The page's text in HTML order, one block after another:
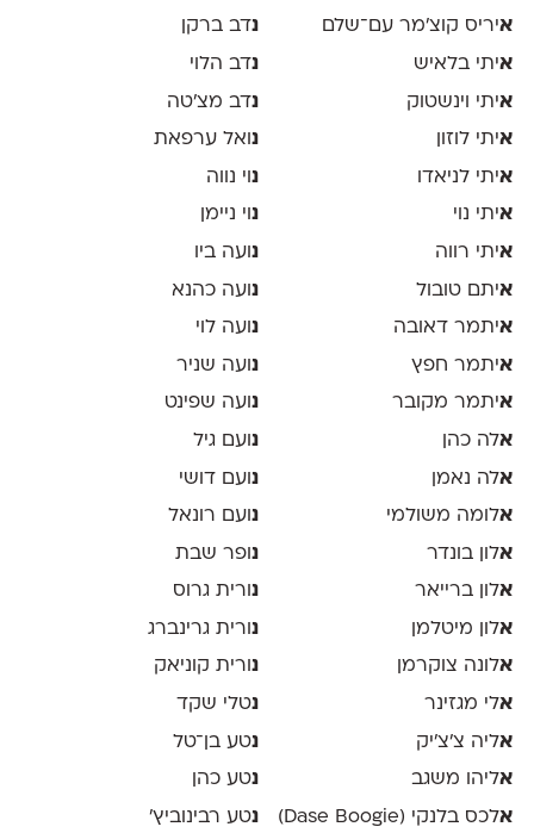
איריס קוצ׳מר עם־שלם
איתי בלאיש
איתי וינשטוק
איתי לוזון
איתי לניאדו
איתי נוי
איתי רווה
איתם טובול
איתמר דאובה
איתמר חפץ
איתמר מקובר
אלה כהן
אלה נאמן
אלומה משולמי
אלון בונדר
אלון ברייאר
אלון מיטלמן
אלונה צוקרמן
אלי מגזינר
אליה צ׳צ׳יק
אליהו משגב
אלכס בלנקי (Dase Boogie)
נדב ברקן
נדב הלוי
נדב מצ׳טה
נ ואל ערפאת
נ וי נווה
נוי ניימן
נ ועה ביו
נועה כהנא
נ ועה לוי
נ ועה שניר
נועה שפינט
נ ועם גיל
נועם דושי
נ ועם רונאל
נ ופר שבת
נורית גרוס
נ ורית גרינברג
נורית קוניאק
נטלי שקד
נטע בן־טל
נטע כהן
נטע רבינוביץ׳